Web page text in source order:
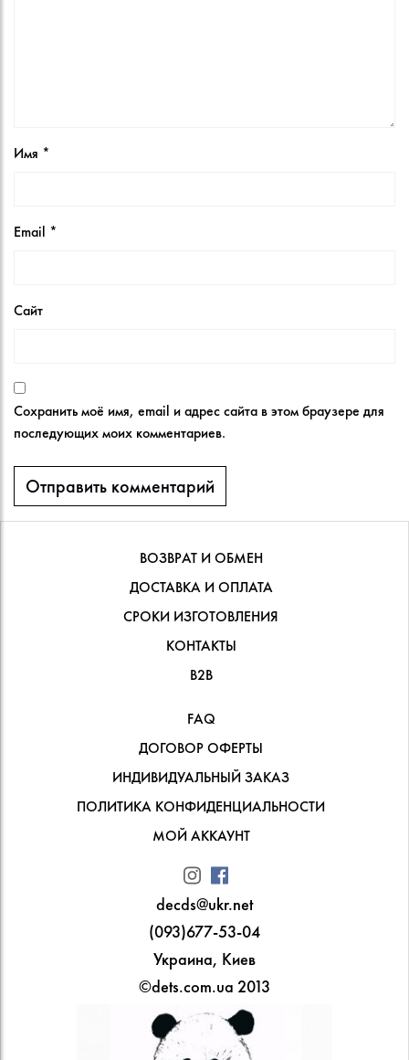
Имя *
Email *
Сайт
Сохранить моё имя, email и адрес сайта в этом браузере для
последующих моих комментариев.
ВОЗВРАТ И ОБМЕН
ДОСТАВКА И ОПЛАТА
СРОКИ ИЗГОТОВЛЕНИЯ
КОНТАКТЫ
В2В
FAQ
ДОГОВОР ОФЕРТЫ
ИНДИВИДУАЛЬНЫЙ ЗАКАЗ
ПОЛИТИКА КОНФИДЕНЦИАЛЬНОСТИ
МОЙ АККАУНТ
decds@ukr.net
(093)677-53-04
Украина, Киев
©dets.com.ua 2013